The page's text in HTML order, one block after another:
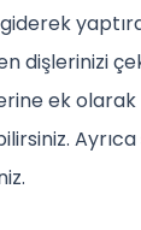
dişlerinizi
ek
Ayrıca